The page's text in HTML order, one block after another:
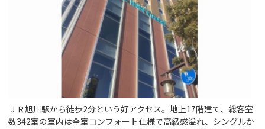
ＪＲ旭川駅から徒歩2分という好アクセス。地上17階建て、総客室
数342室の室内は全室コンフォート仕様で高級感溢れ、シングルか